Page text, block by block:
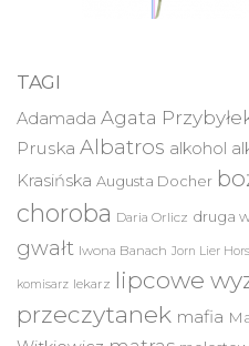
TAGI
Adamada Agata
Pruska Albatros alkohol
Krasińska Augusta Docher
choroba Daria Orlicz druga
gwałt Iwona Banach Jorn Lier
komisarz lekarz lipcowe
przeczytanek mafia